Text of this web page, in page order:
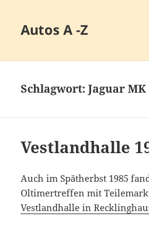
Autos A -Z
Schlagwort:Jaguar
Vestlandhalle
Auch im Spätherbst 1985
Oltimertreffen mit
Vestlandhalle in